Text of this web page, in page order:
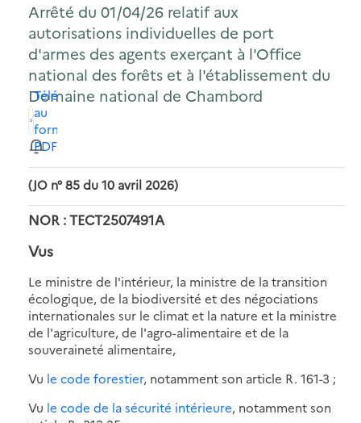
Arrêté du 01/04/26 relatif aux
autorisations individuelles de port
d'armes des agents exerçant à l'Office
national des forêts et à l'établissement du
Domaine national de Chambord
Télécharger
au
format
PDF
(JO n° 85 du 10 avril 2026)
NOR : TECT2507491A
Vus
Le ministre de l'intérieur, la ministre de la transition
écologique, de la biodiversité et des négociations
internationales sur le climat et la nature et la ministre
de l'agriculture, de l'agro-alimentaire et de la
souveraineté alimentaire,
Vu le code forestier, notamment son article R. 161-3 ;
Vu le code de la sécurité intérieure, notamment son